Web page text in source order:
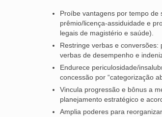
Proíbe vantagens por tempo de
prêmio/licença-assiduidade e
legais de magistério e saúde).
Restringe verbas e
verbas de desempenho e
Endurece periculosidade/
concessão por “categorização
Vincula progressão e bônus a
planejamento estratégico e
Amplia poderes para